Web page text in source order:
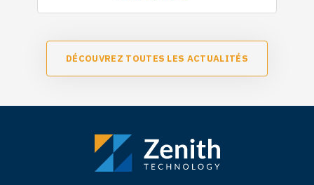
DÉCOUVREZ TOUTES LES ACTUALITÉS